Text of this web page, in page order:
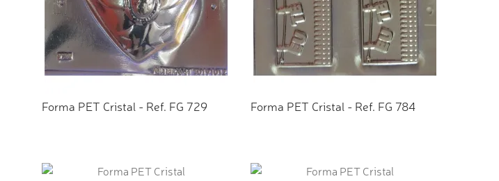
Forma PET Cristal - Ref. FG 729 Forma PET Cristal - Ref. FG 784